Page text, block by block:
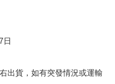
日
出貨，如有突發情況或運輸